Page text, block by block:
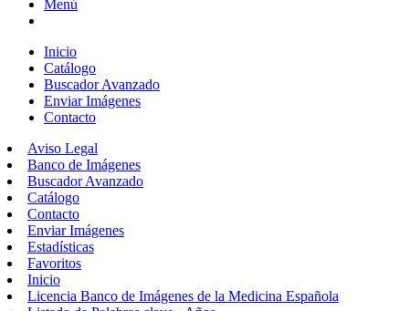
Menú
Inicio
Catálogo
Buscador Avanzado
Enviar Imágenes
Contacto
Aviso Legal
Banco de Imágenes
Buscador Avanzado
Catálogo
Contacto
Enviar Imágenes
Estadísticas
Favoritos
Inicio
Licencia Banco de Imágenes de la Medicina Española